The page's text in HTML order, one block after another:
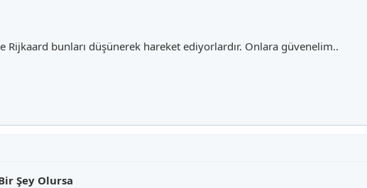
Rijkaard bunları düşünerek hareket ediyorlardır. Onlara güvenelim..
Şey Olursa